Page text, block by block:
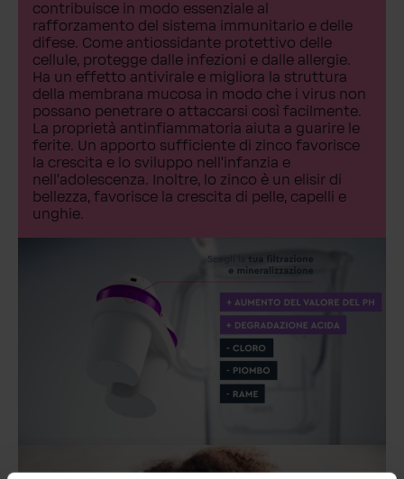
contribuisce in modo essenziale al
rafforzamento del sistema immunitario e delle
difese. Come antiossidante protettivo delle
cellule, protegge dalle infezioni e dalle allergie.
Ha un effetto antivirale e migliora la struttura
della membrana mucosa in modo che i virus non
possano penetrare o attaccarsi così facilmente.
La proprietà antinfiammatoria aiuta a guarire le
ferite. Un apporto sufficiente di zinco favorisce
la crescita e lo sviluppo nell'infanzia e
nell'adolescenza. Inoltre, lo zinco è un elisir di
bellezza, favorisce la crescita di pelle, capelli e
unghie.